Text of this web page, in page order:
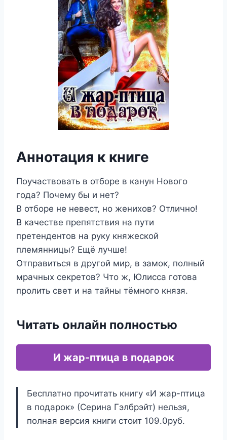
Аннотация к книге
Поучаствовать в отборе в канун Нового
года? Почему бы и нет?
В отборе не невест, но женихов? Отлично!
В качестве препятствия на пути
претендентов на руку княжеской
племянницы? Ещё лучше!
Отправиться в другой мир, в замок, полный
мрачных секретов? Что ж, Юлисса готова
пролить свет и на тайны тёмного князя.
Читать онлайн полностью
И жар-птица в подарок
Бесплатно прочитать книгу «И жар-птица
в подарок» (Серина Гэлбрэйт) нельзя,
полная версия книги стоит 109.0руб.